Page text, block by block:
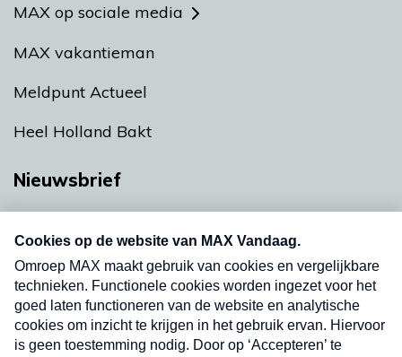
MAX op sociale media
MAX vakantieman
Meldpunt Actueel
Heel Holland Bakt
Nieuwsbrief
nieuwsbrief. Elke vrijdag- en dinsdagochtend in
uw mailbox.
Verzend